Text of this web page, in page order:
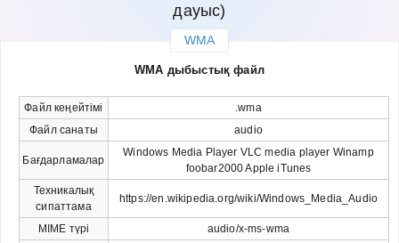
дауыс)
WMA
WMA дыбыстық файл
Файл кеңейтімі
.wma
Файл санаты
audio
Бағдарламалар
Windows Media Player VLC media player Winamp
foobar2000 Apple iTunes
Техникалық
сипаттама
https://en.wikipedia.org/wiki/Windows_Media_Audio
MIME түрі
audio/x-ms-wma